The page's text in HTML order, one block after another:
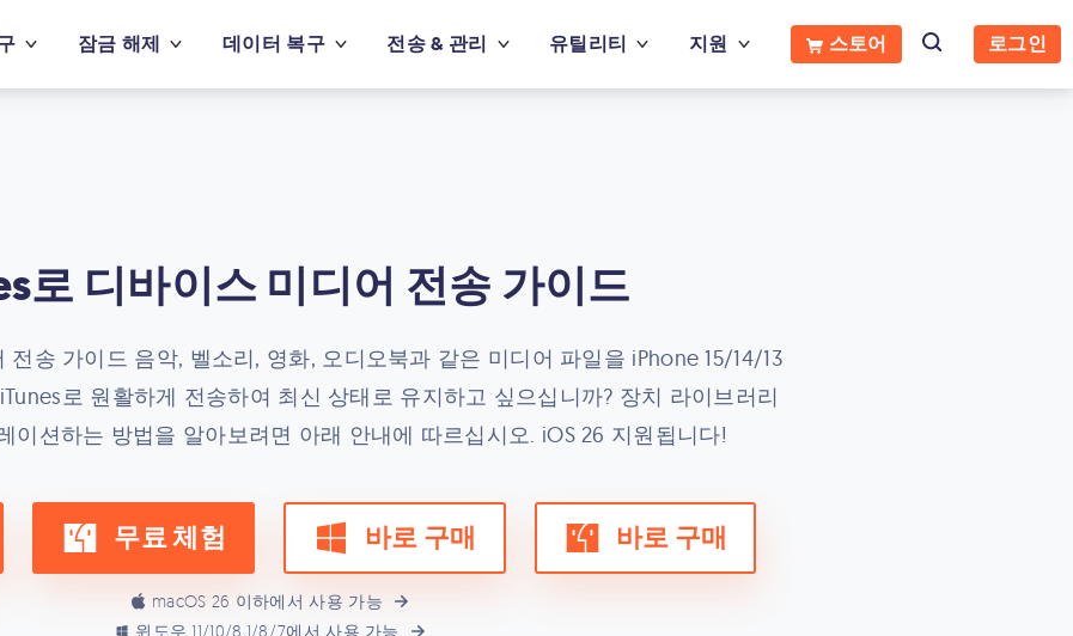
잠금 해제 데이터 복구 전송 & 관리 유틸리티 지원 스토어 로그인
로 디바이스 미디어 전송 가이드
전송 가이드 음악, 벨소리, 영화, 오디오북과 같은 미디어 파일을 iPhone 15/14/13
로 원활하게 전송하여 최신 상태로 유지하고 싶으십니까? 장치 라이브러리
이션하는 방법을 알아보려면 아래 안내에 따르십시오. iOS 26 지원됩니다!
무료 체험 바로 구매 바로 구매
macOS 26 이하에서 사용 가능
윈도우 11/10/8.1/8/7에서 사용 가능